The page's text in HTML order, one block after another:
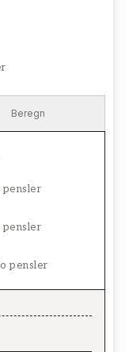
Beregn
pensler
pensler
pensler